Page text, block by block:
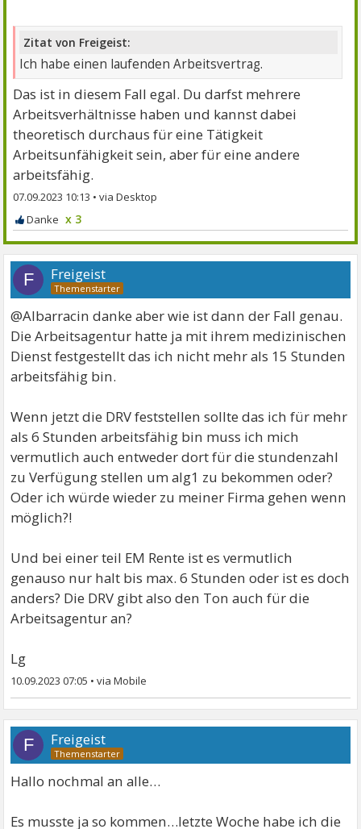
Zitat von Freigeist:
Ich habe einen laufenden Arbeitsvertrag.
Das ist in diesem Fall egal. Du darfst mehrere
Arbeitsverhältnisse haben und kannst dabei
theoretisch durchaus für eine Tätigkeit
Arbeitsunfähigkeit sein, aber für eine andere
arbeitsfähig.
07.09.2023 10:13 •
x 3
F Freigeist
@Albarracin danke aber wie ist dann der Fall genau.
Die Arbeitsagentur hatte ja mit ihrem medizinischen
Dienst festgestellt das ich nicht mehr als 15 Stunden
arbeitsfähig bin.
Wenn jetzt die DRV feststellen sollte das ich für mehr
als 6 Stunden arbeitsfähig bin muss ich mich
vermutlich auch entweder dort für die stundenzahl
zu Verfügung stellen um alg1 zu bekommen oder?
Oder ich würde wieder zu meiner Firma gehen wenn
möglich?!
Und bei einer teil EM Rente ist es vermutlich
genauso nur halt bis max. 6 Stunden oder ist es doch
anders? Die DRV gibt also den Ton auch für die
Arbeitsagentur an?
Lg
10.09.2023 07:05 •
F Freigeist
Hallo nochmal an alle…
Es musste ja so kommen…letzte Woche habe ich die